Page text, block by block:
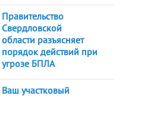
Правительство
Свердловской
области разъясняет
порядок действий при
угрозе БПЛА
Ваш участковый